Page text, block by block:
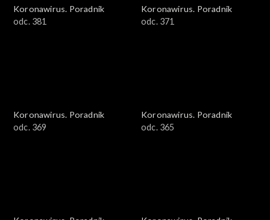
Koronawirus. Poradnik
odc. 381
Koronawirus. Poradnik
odc. 371
Koronawirus. Poradnik
odc. 369
Koronawirus. Poradnik
odc. 365